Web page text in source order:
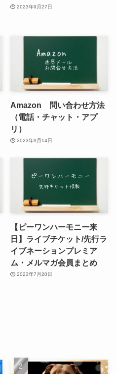
2023年9月27日
Amazon 問い合わせ方法
（電話・チャット・アプ
リ）
2023年9月14日
【ピーワンハーモニー来
日】ライブチケット/先行ラ
イブネーションプレミア
ム・メルマガ会員まとめ
2023年7月20日